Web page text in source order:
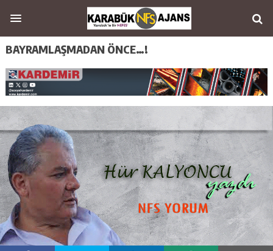
BAYRAMLAŞMADAN ÖNCE…!